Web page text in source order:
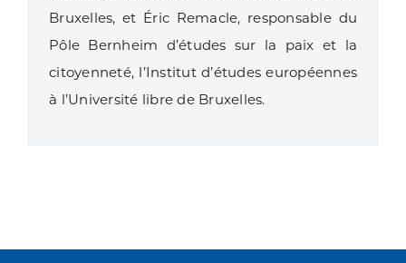
Bruxelles, et Éric Remacle, responsable du
Pôle Bernheim d’études sur la paix et la
citoyenneté, l’Institut d’études européennes
à l’Université libre de Bruxelles.